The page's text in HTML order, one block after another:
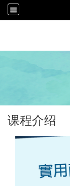
课程介绍